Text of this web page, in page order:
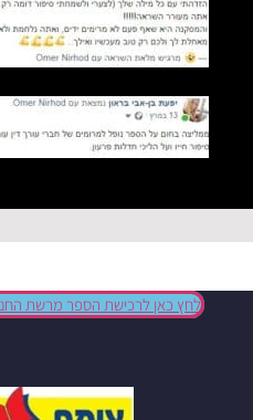
לחץ כאן לרכישת הספר מרשת